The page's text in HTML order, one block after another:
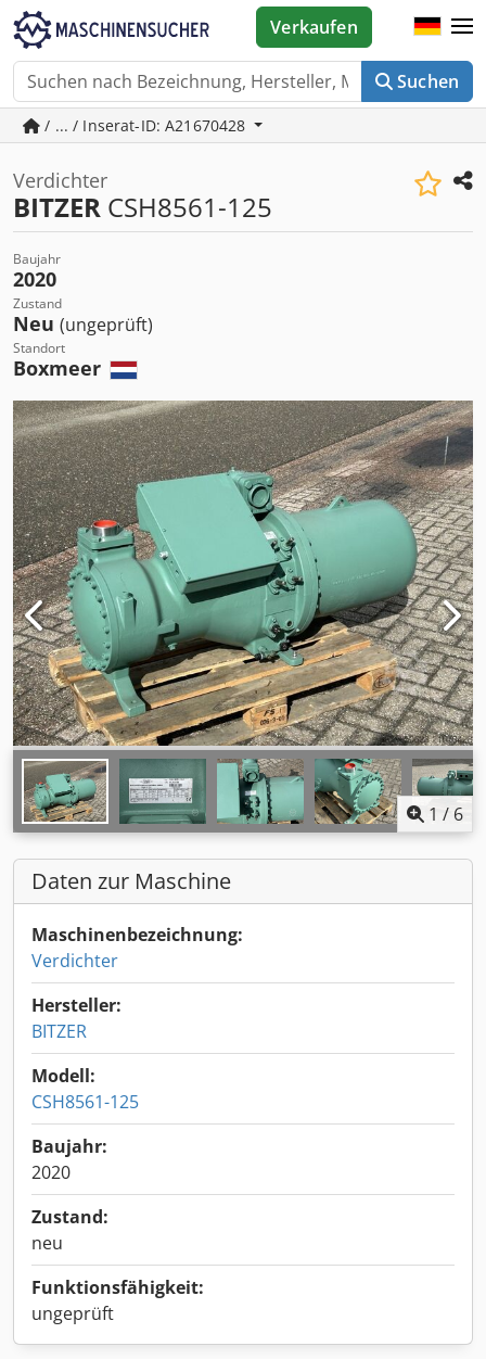
Suchen
Verkaufen
/ ... / Inserat-ID: A21670428
Verdichter
BITZER CSH8561-125
Baujahr
2020
Zustand
Neu (ungeprüft)
Standort
Boxmeer
1 / 6
Daten zur Maschine
Maschinenbezeichnung:
Verdichter
Hersteller:
BITZER
Modell:
CSH8561-125
Baujahr:
2020
Zustand:
neu
Funktionsfähigkeit:
ungeprüft